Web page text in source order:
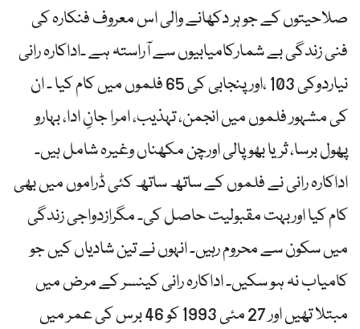
صلاحیتوں کے جو ہر دکھانے والی اس معروف فنکارہ کی
فنی زندگی بے شمارکامیابیوں سے آراستہ ہے ۔اداکارہ رانی
نیاردوکی 103 ،اورپنجابی کی 65 فلموں میں کام کیا ۔ ان
کی مشہور فلموں میں انجمن، تہذیب، امرا جانِ ادا، بہارو
پھول برسا، ثریا بھوپالی اورچن مکھناں وغیرہ شامل ہیں۔
اداکارہ رانی نے فلموں کے ساتھ ساتھ کئی ڈراموں میں بھی
کام کیا اوربہت مقبولیت حاصل کی۔ مگرازدواجی زندگی
میں سکون سے محروم رہیں۔ انہوں نے تین شادیاں کیں جو
کامیاب نہ ہو سکیں۔ اداکارہ رانی کینسر کے مرض میں
مبتلا تھیں اور 27 مئی 1993 کو 46 برس کی عمر میں